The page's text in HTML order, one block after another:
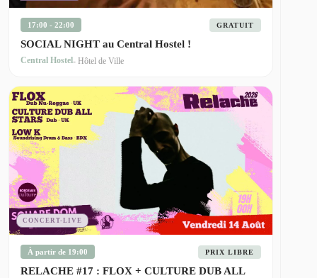
17:00 - 22:00 GRATUIT
SOCIAL NIGHT au Central Hostel !
Central Hostel- Hôtel de Ville
CONCERT-LIVE
À partir de 19:00 PRIX LIBRE
RELACHE #17 : FLOX + CULTURE DUB ALL